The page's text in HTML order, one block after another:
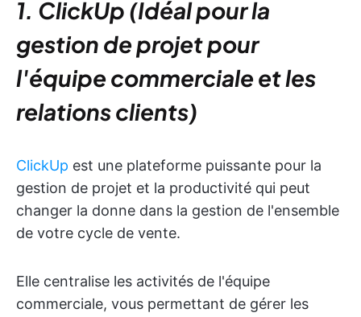
1. ClickUp (Idéal pour la
gestion de projet pour
l'équipe commerciale et les
relations clients)
ClickUp est une plateforme puissante pour la
gestion de projet et la productivité qui peut
changer la donne dans la gestion de l'ensemble
de votre cycle de vente.
Elle centralise les activités de l'équipe
commerciale, vous permettant de gérer les